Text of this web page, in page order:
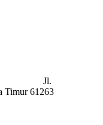
Jl.
Timur 61263